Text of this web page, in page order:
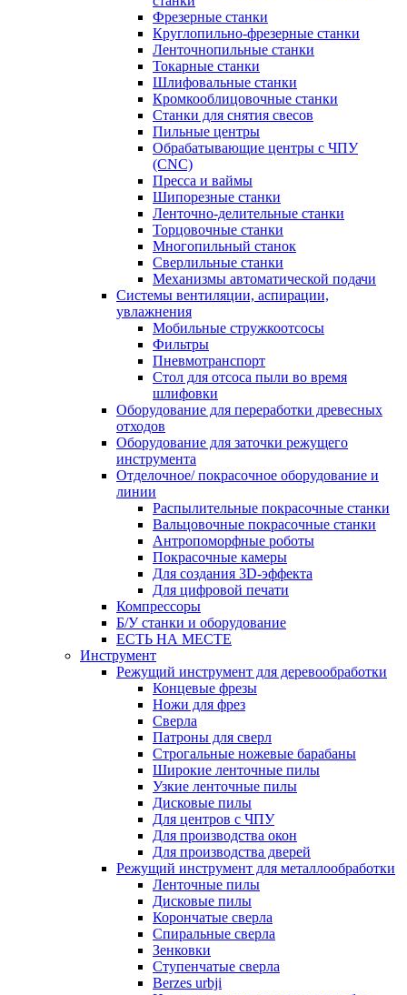
Фрезерные станки
Круглопильно-фрезерные станки
Ленточнопильные станки
Токарные станки
Шлифовальные станки
Кромкооблицовочные станки
Станки для снятия свесов
Пильные центры
Обрабатывающие центры с ЧПУ
(CNC)
Пресса и ваймы
Шипорезные станки
Ленточно-делительные станки
Торцовочные станки
Многопильный станок
Сверлильные станки
Механизмы автоматической подачи
Системы вентиляции, аспирации,
увлажнения
Мобильные стружкоотсосы
Фильтры
Пневмотранспорт
Стол для отсоса пыли во время
шлифовки
Оборудование для переработки древесных
отходов
Оборудование для заточки режущего
инструмента
Отделочное/ покрасочное оборудование и
линии
Распылительные покрасочные станки
Вальцовочные покрасочные станки
Антропоморфные роботы
Покрасочные камеры
Для создания 3D-эффекта
Для цифровой печати
Компрессоры
Б/У станки и оборудование
ЕСТЬ НА МЕСТЕ
Инструмент
Режущий инструмент для деревообработки
Концевые фрезы
Ножи для фрез
Сверла
Патроны для сверл
Строгальные ножевые барабаны
Широкие ленточные пилы
Узкие ленточные пилы
Дисковые пилы
Для центров с ЧПУ
Для производства окон
Для производства дверей
Режущий инструмент для металлообработки
Ленточные пилы
Дисковые пилы
Корончатые сверла
Спиральные сверла
Зенковки
Ступенчатые сверла
Berzes urbji